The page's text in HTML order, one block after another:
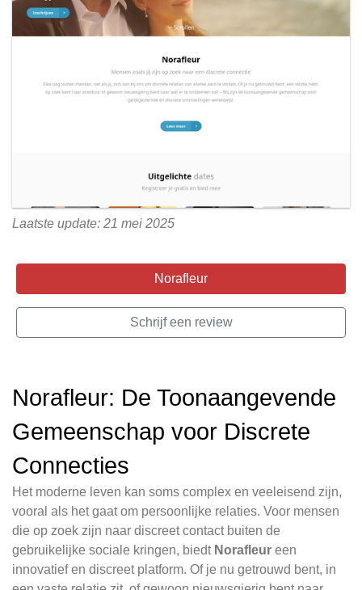
Laatste update: 21 mei 2025
Norafleur
Schrijf een review
Norafleur: De Toonaangevende
Gemeenschap voor Discrete
Connecties
Het moderne leven kan soms complex en veeleisend zijn,
vooral als het gaat om persoonlijke relaties. Voor mensen
die op zoek zijn naar discreet contact buiten de
gebruikelijke sociale kringen, biedt Norafleur een
innovatief en discreet platform. Of je nu getrouwd bent, in